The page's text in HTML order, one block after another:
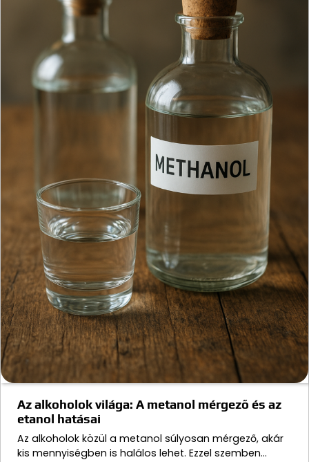
Az alkoholok világa: A metanol mérgező és az
etanol hatásai
Az alkoholok közül a metanol súlyosan mérgező, akár
kis mennyiségben is halálos lehet. Ezzel szemben…